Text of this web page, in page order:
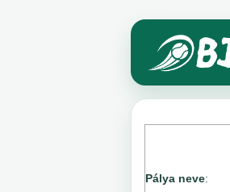
Pálya neve: